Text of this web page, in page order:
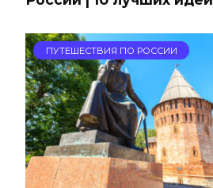
ПУТЕШЕСТВИЯ ПО РОССИИ